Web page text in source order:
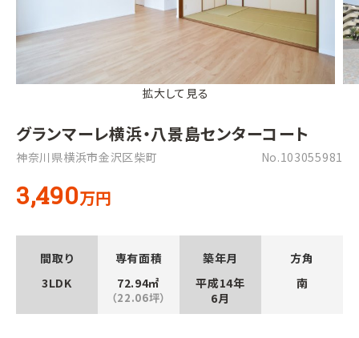
拡大して見る
グランマーレ横浜・八景島センターコート
神奈川県横浜市金沢区柴町 No.103055981
3,490万円
間取り
3LDK
専有面積
72.94㎡
（22.06坪）
築年月
平成14年
6月
方角
南